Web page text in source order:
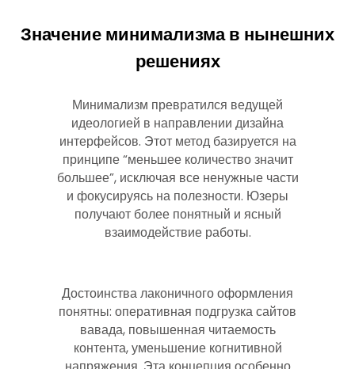
Значение минимализма в нынешних
решениях
Минимализм превратился ведущей
идеологией в направлении дизайна
интерфейсов. Этот метод базируется на
принципе “меньшее количество значит
большее”, исключая все ненужные части
и фокусируясь на полезности. Юзеры
получают более понятный и ясный
взаимодействие работы.
Достоинства лаконичного оформления
понятны: оперативная подгрузка сайтов
вавада, повышенная читаемость
контента, уменьшение когнитивной